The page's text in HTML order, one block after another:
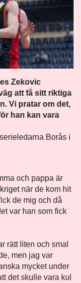
Zekovic
att få sitt riktiga
Vi pratar om det,
han kan vara
Borås i
och pappa är
när de kom hit
de mig och då
var han som fick
rätt liten och smal
men jag var
mycket under
det skulle vara kul